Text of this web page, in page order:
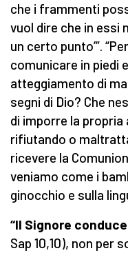
che i frammenti
vuol dire che in essi
un certo punto’”.
comunicare in piedi
atteggiamento di
segni di Dio? Che
di imporre la
rifiutando o
ricevere la
veniamo come i
ginocchio e sulla
“Il Signore
Sap 10,10), non per